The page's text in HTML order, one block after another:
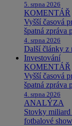
5. srpna 2026
KOMENTÁŘ
Vyšší časová
špatná zpráva
4. srpna 2026
Další články z
Investování
KOMENTÁŘ
Vyšší časová
špatná zpráva
4. srpna 2026
ANALÝZA
Stovky miliard
fotbalové